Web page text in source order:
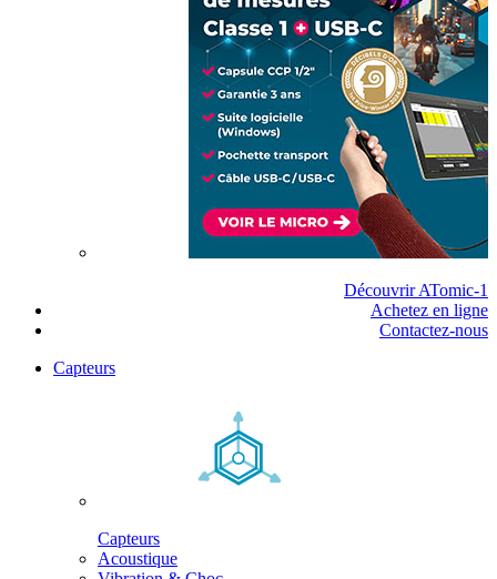
Découvrir ATomic-1
Achetez en ligne
Contactez-nous
Capteurs
Capteurs
Acoustique